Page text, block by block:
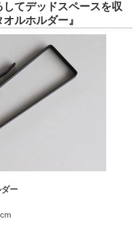
てデッドスペースを収
ルホルダー』
ー